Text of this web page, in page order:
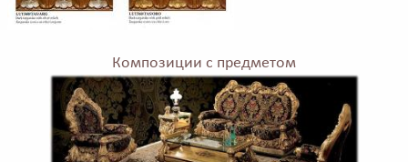
Композиции с предметом